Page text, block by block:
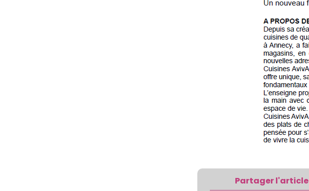
Partager l'article